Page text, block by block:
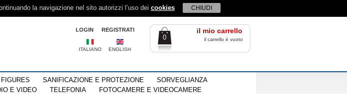
la navigazione nel sito autorizzi l’uso dei cookies CHIUDI
il mio carrello
0 il carrello è vuoto
REGISTRATI
LOGIN
ITALIANO ENGLISH
FIGURES SANIFICAZIONE E PROTEZIONE
SORVEGLIANZA
E VIDEO TELEFONIA
FOTOCAMERE E VIDEOCAMERE